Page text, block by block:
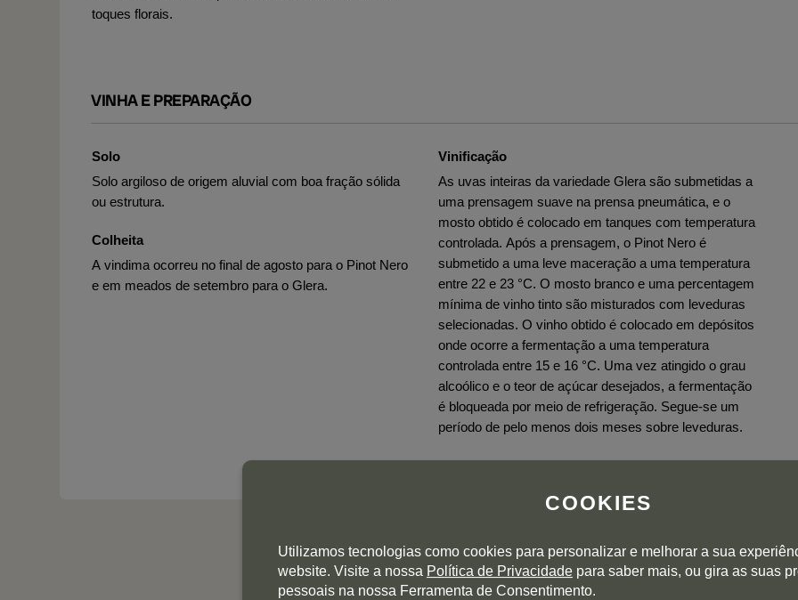
toques florais.
VINHA E PREPARAÇÃO
Solo
Solo argiloso de origem aluvial com boa fração sólida
ou estrutura.
Colheita
A vindima ocorreu no final de agosto para o Pinot Nero
e em meados de setembro para o Glera.
Vinificação
As uvas inteiras da variedade Glera são submetidas a
uma prensagem suave na prensa pneumática, e o
mosto obtido é colocado em tanques com temperatura
controlada. Após a prensagem, o Pinot Nero é
submetido a uma leve maceração a uma temperatura
entre 22 e 23 °C. O mosto branco e uma percentagem
mínima de vinho tinto são misturados com leveduras
selecionadas. O vinho obtido é colocado em depósitos
onde ocorre a fermentação a uma temperatura
controlada entre 15 e 16 °C. Uma vez atingido o grau
alcoólico e o teor de açúcar desejados, a fermentação
é bloqueada por meio de refrigeração. Segue-se um
período de pelo menos dois meses sobre leveduras.
COOKIES
Utilizamos tecnologias como cookies para personalizar e melhorar a sua
website. Visite a nossa Política de Privacidade para saber mais, ou gira as suas
pessoais na nossa Ferramenta de Consentimento.